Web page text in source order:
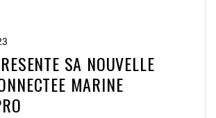
SA NOUVELLE
MARINE